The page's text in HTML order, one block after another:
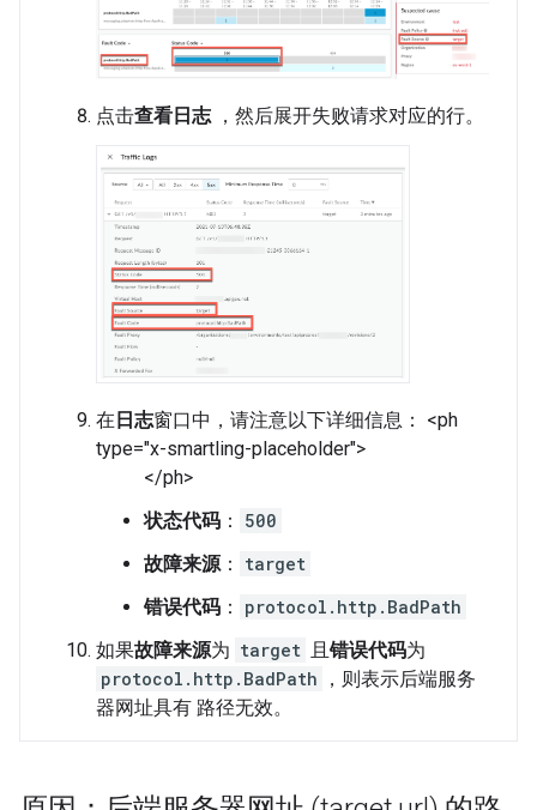
点击查看日志 ，然后展开失败请求对应的行。
在 日志窗口中，请注意以下详细信息： <ph
type="x-smartling-placeholder">
</ph>
状态代码 ：
500
故障来源：
target
错误代码 ：
protocol.http.BadPath
如果故障来源为 target 且 错误代码为
protocol.http.BadPath
，则表示后端服务
器网址具有 路径无效。